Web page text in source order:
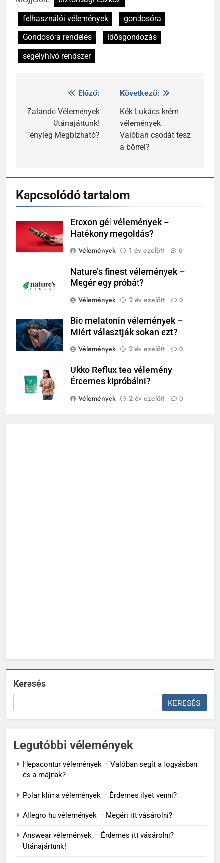
felhasználói vélemények
gondosóra
Gondosóra rendelés
idősgondozás
segélyhívó rendszer
Bejegyzés
navigáció
Előző:
Zalando Vélemények
– Utánajártunk!
Tényleg Megbízható?
Következő:
Kék Lukács krém
vélemények –
Valóban csodát tesz
a bőrrel?
Kapcsolódó tartalom
Eroxon gél vélemények –
Hatékony megoldás?
Vélemények
1 év ezelőtt 0
Nature’s finest vélemények –
Megér egy próbát?
Vélemények
2 év ezelőtt 0
Bio melatonin vélemények –
Miért választják sokan ezt?
Vélemények
2 év ezelőtt 0
Ukko Reflux tea vélemény –
Érdemes kipróbálni?
Vélemények
2 év ezelőtt 0
Keresés
KERESÉS
Legutóbbi vélemények
Hepacontur vélemények – Valóban segít a fogyásban
és a májnak?
Polar klíma vélemények – Érdemes ilyet venni?
Allegro hu vélemények – Megéri itt vásárolni?
Answear vélemények – Érdemes itt vásárolni?
Utánajártunk!